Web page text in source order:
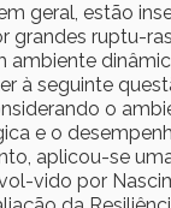
geral, estão
grandes ruptu-
ambiente
à seguinte
o
e o
aplicou-se
vido por